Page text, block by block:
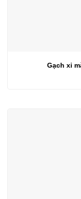
Gạch xi